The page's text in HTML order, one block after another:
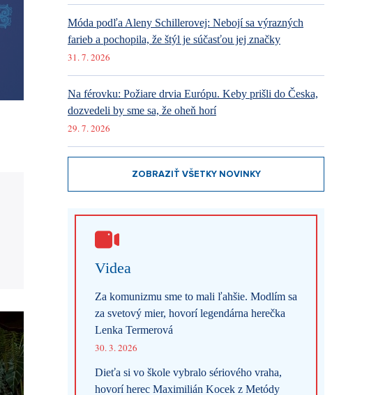
Móda podľa Aleny Schillerovej: Nebojí sa výrazných
farieb a pochopila, že štýl je súčasťou jej značky
31. 7. 2026
Na férovku: Požiare drvia Európu. Keby prišli do Česka,
dozvedeli by sme sa, že oheň horí
29. 7. 2026
ZOBRAZIŤ VŠETKY NOVINKY
Videa
Za komunizmu sme to mali ľahšie. Modlím sa
za svetový mier, hovorí legendárna herečka
Lenka Termerová
30. 3. 2026
Dieťa si vo škole vybralo sériového vraha,
hovorí herec Maximilián Kocek z Metódy